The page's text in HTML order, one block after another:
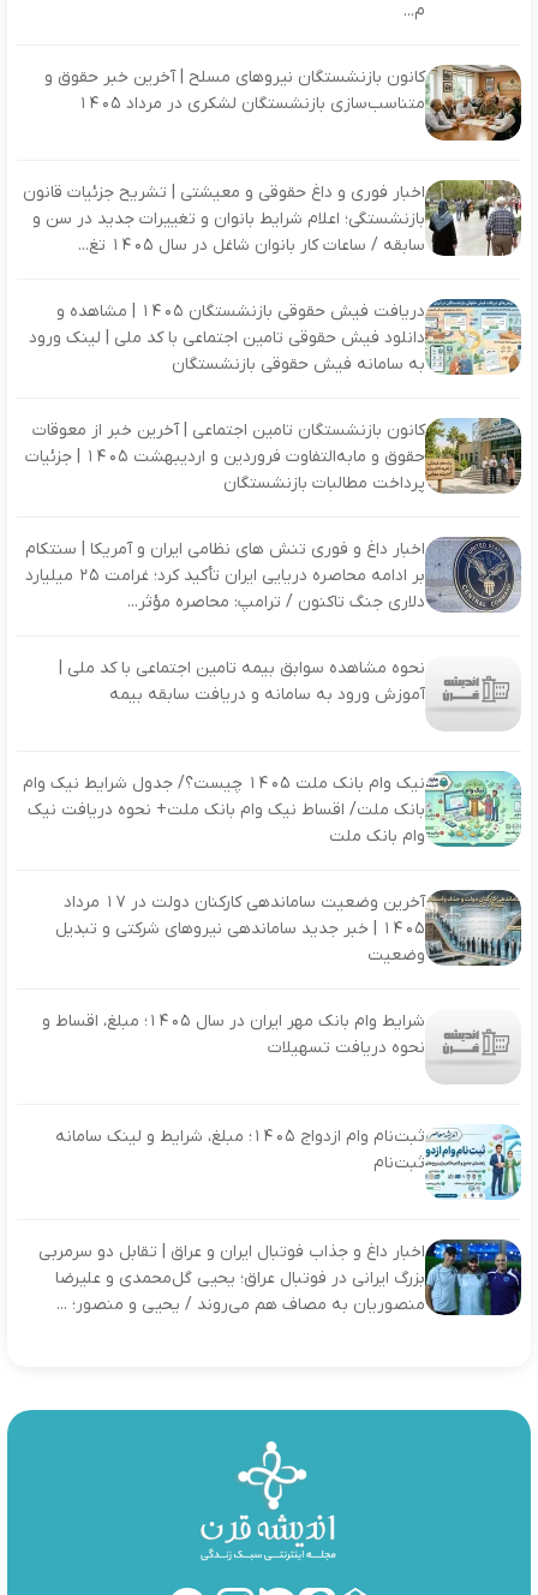
م...
کانون بازنشستگان نیروهای مسلح | آخرین خبر حقوق و
متناسب‌سازی بازنشستگان لشکری در مرداد ۱۴۰۵
اخبار فوری و داغ حقوقی و معیشتی | تشریح جزئیات قانون
بازنشستگی؛ اعلام شرایط بانوان و تغییرات جدید در سن و
سابقه / ساعات کار بانوان شاغل در سال ۱۴۰۵ تغ...
دریافت فیش حقوقی بازنشستگان ۱۴۰۵ | مشاهده و
دانلود فیش حقوقی تامین اجتماعی با کد ملی | لینک ورود
به سامانه فیش حقوقی بازنشستگان
کانون بازنشستگان تامین اجتماعی | آخرین خبر از معوقات
حقوق و مابه‌التفاوت فروردین و اردیبهشت ۱۴۰۵ | جزئیات
پرداخت مطالبات بازنشستگان
اخبار داغ و فوری تنش‌ های نظامی ایران و آمریکا | سنتکام
بر ادامه محاصره دریایی ایران تأکید کرد؛ غرامت ۲۵ میلیارد
دلاری جنگ تاکنون / ترامپ: محاصره مؤثر...
نحوه مشاهده سوابق بیمه تامین اجتماعی با کد ملی |
آموزش ورود به سامانه و دریافت سابقه بیمه
نیک وام بانک ملت ۱۴۰۵ چیست؟/ جدول شرایط نیک وام
بانک ملت/ اقساط نیک وام بانک ملت+ نحوه دریافت نیک
وام بانک ملت
آخرین وضعیت ساماندهی کارکنان دولت در 17 مرداد
1405 | خبر جدید ساماندهی نیروهای شرکتی و تبدیل
وضعیت
شرایط وام بانک مهر ایران در سال ۱۴۰۵؛ مبلغ، اقساط و
نحوه دریافت تسهیلات
ثبت‌نام وام ازدواج ۱۴۰۵؛ مبلغ، شرایط و لینک سامانه
ثبت‌نام
اخبار داغ و جذاب فوتبال ایران و عراق | تقابل دو سرمربی
بزرگ ایرانی در فوتبال عراق؛ یحیی گل‌محمدی و علیرضا
منصوریان به مصاف هم می‌روند / یحیی و منصور؛ ...